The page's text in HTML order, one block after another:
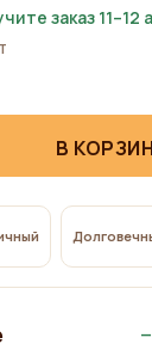
заказ 11–12
В
работы
не требует